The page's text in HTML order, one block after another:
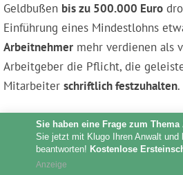
Geldbußen bis zu 500.000 Euro
Einführung eines Mindestlohns
Arbeitnehmer mehr verdienen als
Arbeitgeber die Pflicht, die
Mitarbeiter schriftlich festzuhalten.
Halten Arbeitgeber sich nicht an
sie belangt werden. Das Gleiche
schlichtweg
Sie haben eine Frage zum Thema
Sie jetzt mit Klugo Ihren Anwalt und
beantworten! Kostenlose
Anzeige